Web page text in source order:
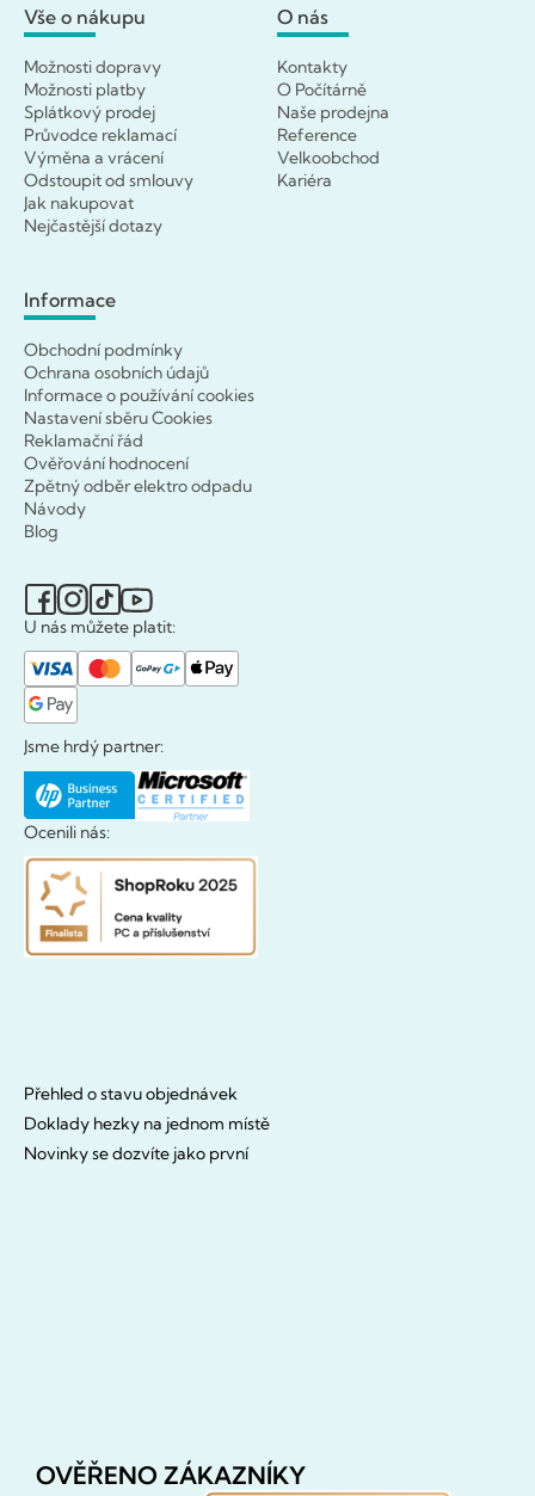
Vše o nákupu
Možnosti dopravy
Možnosti platby
Splátkový prodej
Průvodce reklamací
Výměna a vrácení
Odstoupit od smlouvy
Jak nakupovat
Nejčastější dotazy
O nás
Kontakty
O Počítárně
Naše prodejna
Reference
Velkoobchod
Kariéra
Informace
Obchodní podmínky
Ochrana osobních údajů
Informace o používání cookies
Nastavení sběru Cookies
Reklamační řád
Ověřování hodnocení
Zpětný odběr elektro odpadu
Návody
Blog
U nás můžete platit:
Jsme hrdý partner:
Ocenili nás:
Přehled o stavu objednávek
Doklady hezky na jednom místě
Novinky se dozvíte jako první
OVĚŘENO ZÁKAZNÍKY